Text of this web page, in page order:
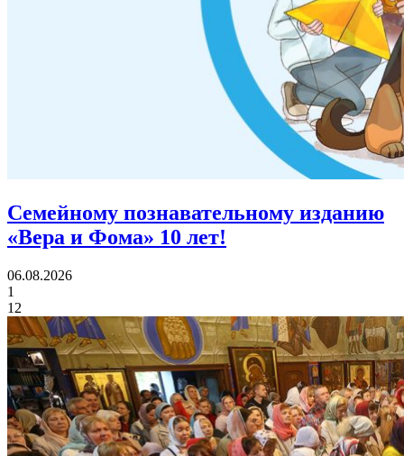
Семейному познавательному изданию
«Вера и Фома» 10 лет!
06.08.2026
1
12